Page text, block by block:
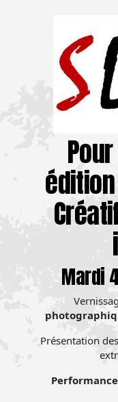
Mardi
Présentation